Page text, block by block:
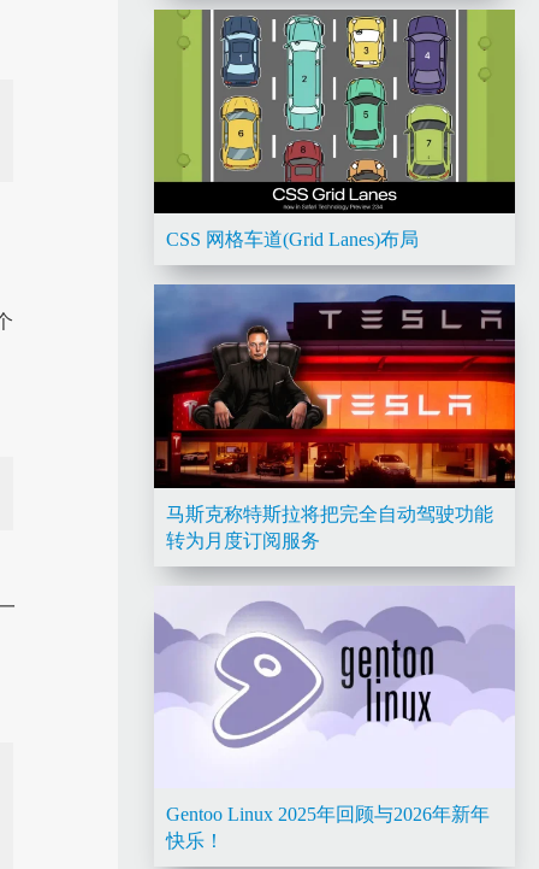
CSS 网格车道(Grid Lanes)布局
马斯克称特斯拉将把完全自动驾驶功能
转为月度订阅服务
Gentoo Linux 2025年回顾与2026年新年
快乐！